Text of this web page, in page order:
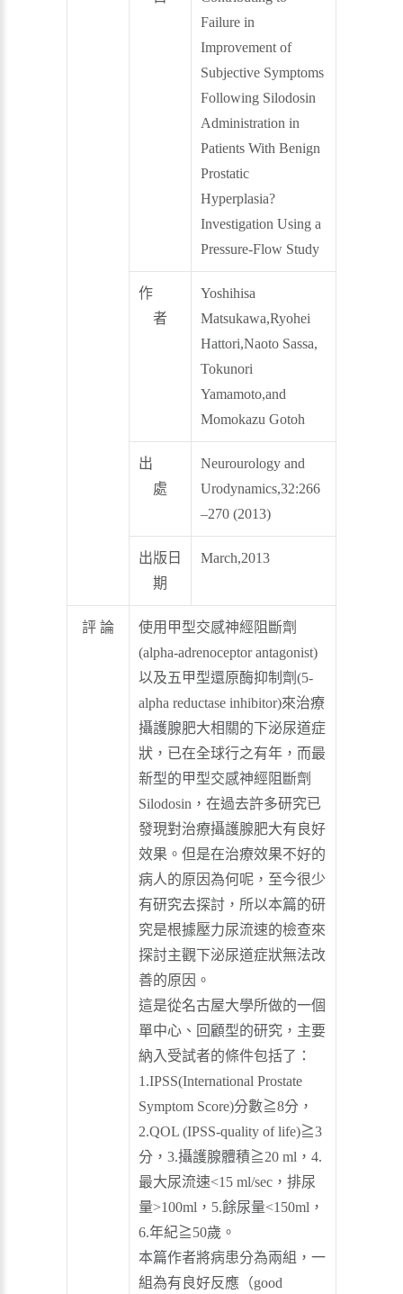
Failure in
Improvement of
Subjective Symptoms
Following Silodosin
Administration in
Patients With Benign
Prostatic
Hyperplasia?
Investigation Using a
Pressure-Flow Study
作
者
Yoshihisa
Matsukawa,Ryohei
Hattori,Naoto Sassa,
Tokunori
Yamamoto,and
Momokazu Gotoh
出
處
Neurourology and
Urodynamics,32:266
–270 (2013)
出版日
期
March,2013
評 論
使用甲型交感神經阻斷劑
(alpha-adrenoceptor antagonist)
以及五甲型還原酶抑制劑(5-
alpha reductase inhibitor)來治療
攝護腺肥大相關的下泌尿道症
狀，已在全球行之有年，而最
新型的甲型交感神經阻斷劑
Silodosin，在過去許多研究已
發現對治療攝護腺肥大有良好
效果。但是在治療效果不好的
病人的原因為何呢，至今很少
有研究去探討，所以本篇的研
究是根據壓力尿流速的檢查來
探討主觀下泌尿道症狀無法改
善的原因。
這是從名古屋大學所做的一個
單中心、回顧型的研究，主要
納入受試者的條件包括了：
1.IPSS(International Prostate
Symptom Score)分數≧8分，
2.QOL (IPSS-quality of life)≧3
分，3.攝護腺體積≧20 ml，4.
最大尿流速<15 ml/sec，排尿
量>100ml，5.餘尿量<150ml，
6.年紀≧50歲。
本篇作者將病患分為兩組，一
組為有良好反應（good